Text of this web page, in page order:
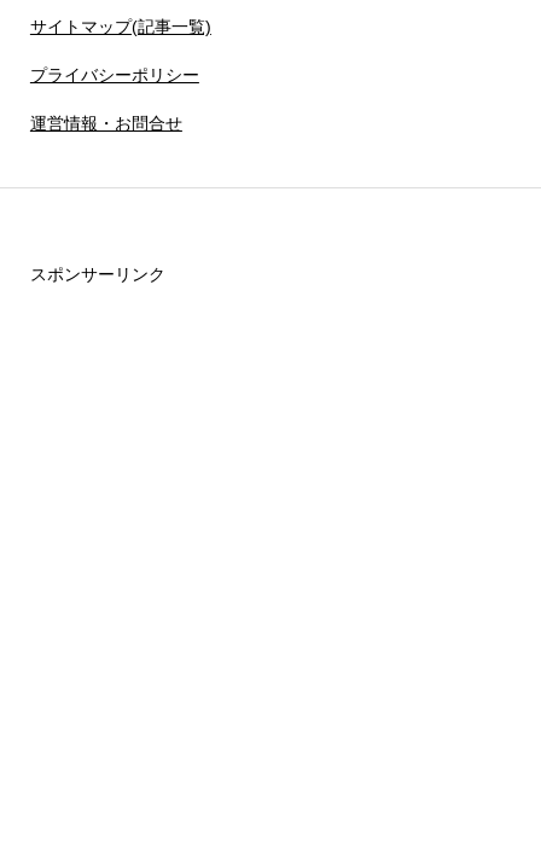
サイトマップ(記事一覧)
プライバシーポリシー
運営情報・お問合せ
スポンサーリンク